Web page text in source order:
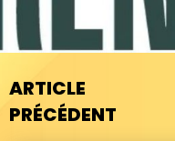
ARTICLE
PRÉCÉDENT